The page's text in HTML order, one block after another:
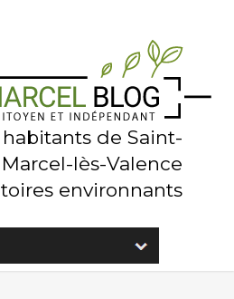
de Saint-
Marcel-lès-Valence
environnants